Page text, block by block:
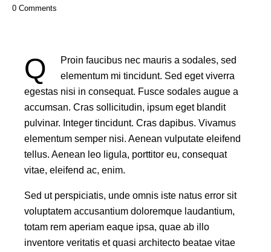
0 Comments
Q
Proin faucibus nec mauris a sodales, sed
elementum mi tincidunt. Sed eget viverra
egestas nisi in consequat. Fusce sodales augue a
accumsan. Cras sollicitudin, ipsum eget blandit
pulvinar. Integer tincidunt. Cras dapibus. Vivamus
elementum semper nisi. Aenean vulputate eleifend
tellus. Aenean leo ligula, porttitor eu, consequat
vitae, eleifend ac, enim.
Sed ut perspiciatis, unde omnis iste natus error sit
voluptatem accusantium doloremque laudantium,
totam rem aperiam eaque ipsa, quae ab illo
inventore veritatis et quasi architecto beatae vitae